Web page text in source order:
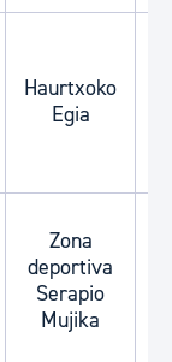
Haurtxoko
Egia
Zona
deportiva
Serapio
Mujika